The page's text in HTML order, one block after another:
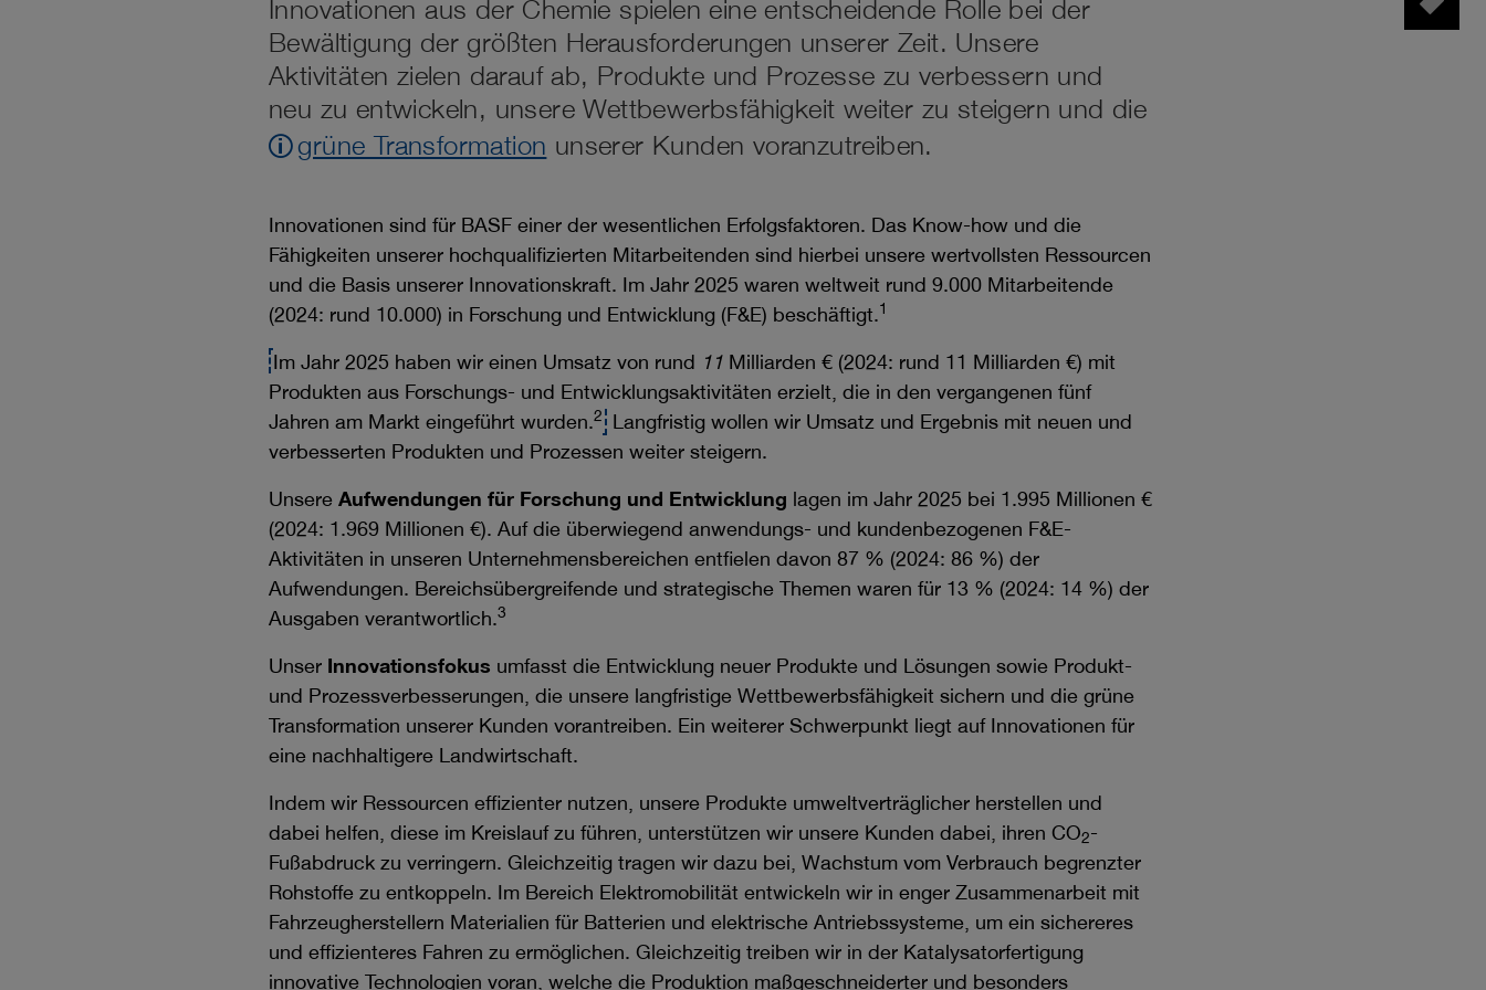
Innovationen aus der Chemie spielen eine entscheidende Rolle bei der
Bewältigung der größten Herausforderungen unserer Zeit. Unsere
Aktivitäten zielen darauf ab, Produkte und Prozesse zu verbessern und
neu zu entwickeln, unsere Wettbewerbsfähigkeit weiter zu steigern und die
grüne Transformation unserer Kunden voranzutreiben.
Innovationen sind für BASF einer der wesentlichen Erfolgsfaktoren. Das Know-how und die
Fähigkeiten unserer hochqualifizierten Mitarbeitenden sind hierbei unsere wertvollsten Ressourcen
und die Basis unserer Innovationskraft. Im Jahr 2025 waren weltweit rund 9.000 Mitarbeitende
(2024: rund 10.000) in Forschung und Entwicklung (F&E) beschäftigt.1
Im Jahr 2025 haben wir einen Umsatz von rund 11Milliarden € (2024: rund 11 Milliarden €) mit
Produkten aus Forschungs- und Entwicklungsaktivitäten erzielt, die in den vergangenen fünf
Jahren am Markt eingeführt wurden.2 Langfristig wollen wir Umsatz und Ergebnis mit neuen und
verbesserten Produkten und Prozessen weiter steigern.
Unsere Aufwendungen für Forschung und Entwicklung lagen im Jahr 2025 bei 1.995 Millionen €
(2024: 1.969 Millionen €). Auf die überwiegend anwendungs- und kundenbezogenen F&E-
Aktivitäten in unseren Unternehmensbereichen entfielen davon 87 % (2024: 86 %) der
Aufwendungen. Bereichsübergreifende und strategische Themen waren für 13 % (2024: 14 %) der
Ausgaben verantwortlich.3
Unser Innovationsfokus umfasst die Entwicklung neuer Produkte und Lösungen sowie Produkt-
und Prozessverbesserungen, die unsere langfristige Wettbewerbsfähigkeit sichern und die grüne
Transformation unserer Kunden vorantreiben. Ein weiterer Schwerpunkt liegt auf Innovationen für
eine nachhaltigere Landwirtschaft.
Indem wir Ressourcen effizienter nutzen, unsere Produkte umweltverträglicher herstellen und
dabei helfen, diese im Kreislauf zu führen, unterstützen wir unsere Kunden dabei, ihren CO2-
Fußabdruck zu verringern. Gleichzeitig tragen wir dazu bei, Wachstum vom Verbrauch begrenzter
Rohstoffe zu entkoppeln. Im Bereich Elektromobilität entwickeln wir in enger Zusammenarbeit mit
Fahrzeugherstellern Materialien für Batterien und elektrische Antriebssysteme, um ein sichereres
und effizienteres Fahren zu ermöglichen. Gleichzeitig treiben wir in der Katalysatorfertigung
innovative Technologien voran, welche die Produktion maßgeschneiderter und besonders